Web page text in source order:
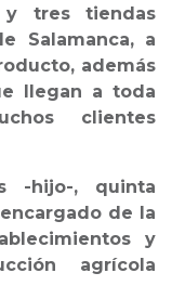
y tres tiendas
Salamanca, a
además
llegan a toda
clientes
-hijo-, quinta
de la
y
agrícola